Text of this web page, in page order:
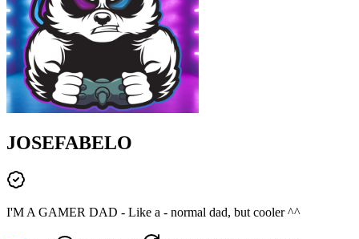
JOSEFABELO
I'M A GAMER DAD - Like a - normal dad, but cooler ^^